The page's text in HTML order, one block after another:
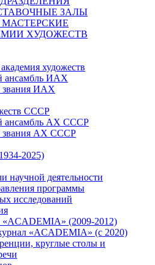
ЗАЛЫ
ХУДОЖЕСТВ
художеств
ансамбль ИАХ
звания ИАХ
СССР
ансамбль АХ СССР
звания АХ СССР
2025)
научной деятельности
программы
исследований
«ACADEMIA» (2009-2012)
«ACADEMIA» (с 2020)
круглые столы и